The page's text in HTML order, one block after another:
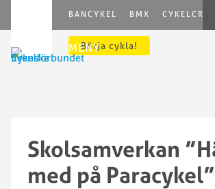
BANCYKEL BMX
MENY
Börja cykla!
Skolsamverkan
med på Paracykel”